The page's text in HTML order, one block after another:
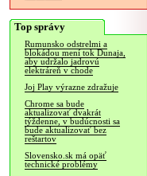
Top správy
Rumunsko odstrelmi a
blokádou mení tok Dunaja,
aby udržalo jadrovú
elektráreň v chode
Joj Play výrazne zdražuje
Chrome sa bude
aktualizovať dvakrát
týždenne, v budúcnosti sa
bude aktualizovať bez
reštartov
Slovensko.sk má opäť
technické problémy